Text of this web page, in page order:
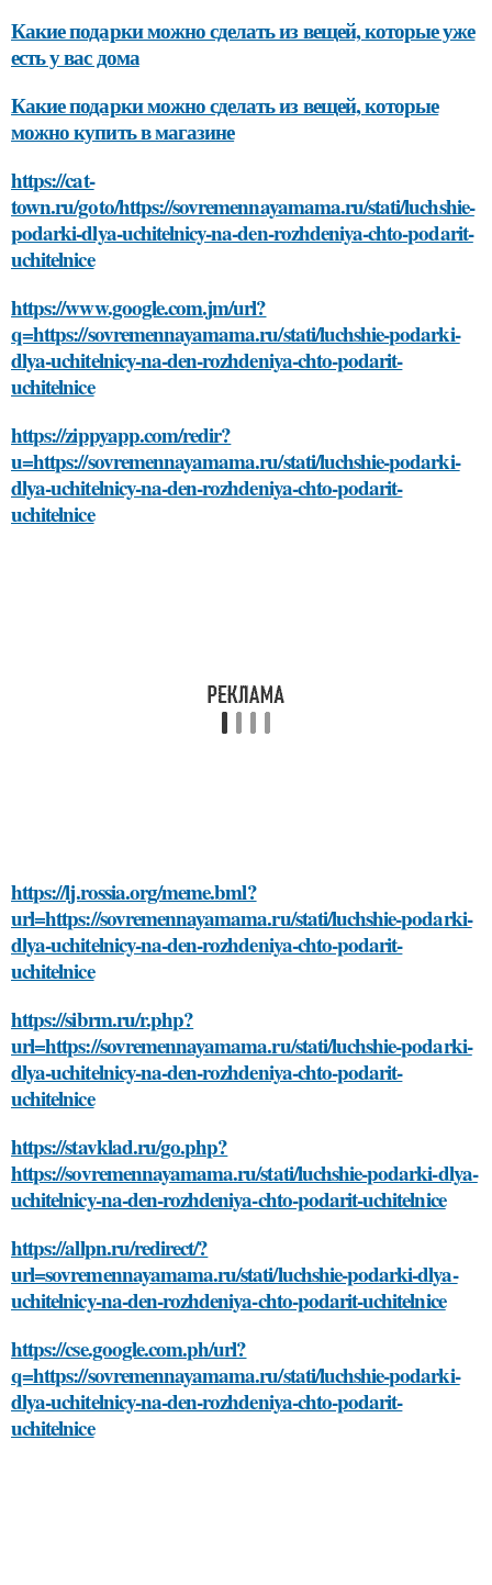
Какие подарки можно сделать из вещей, которые уже
есть у вас дома
Какие подарки можно сделать из вещей, которые
можно купить в магазине
https://cat-
town.ru/goto/https://sovremennayamama.ru/stati/luchshie-
podarki-dlya-uchitelnicy-na-den-rozhdeniya-chto-podarit-
uchitelnice
https://www.google.com.jm/url?
q=https://sovremennayamama.ru/stati/luchshie-podarki-
dlya-uchitelnicy-na-den-rozhdeniya-chto-podarit-
uchitelnice
https://zippyapp.com/redir?
u=https://sovremennayamama.ru/stati/luchshie-podarki-
dlya-uchitelnicy-na-den-rozhdeniya-chto-podarit-
uchitelnice
https://lj.rossia.org/meme.bml?
url=https://sovremennayamama.ru/stati/luchshie-podarki-
dlya-uchitelnicy-na-den-rozhdeniya-chto-podarit-
uchitelnice
https://sibrm.ru/r.php?
url=https://sovremennayamama.ru/stati/luchshie-podarki-
dlya-uchitelnicy-na-den-rozhdeniya-chto-podarit-
uchitelnice
https://stavklad.ru/go.php?
https://sovremennayamama.ru/stati/luchshie-podarki-dlya-
uchitelnicy-na-den-rozhdeniya-chto-podarit-uchitelnice
https://allpn.ru/redirect/?
url=sovremennayamama.ru/stati/luchshie-podarki-dlya-
uchitelnicy-na-den-rozhdeniya-chto-podarit-uchitelnice
https://cse.google.com.ph/url?
q=https://sovremennayamama.ru/stati/luchshie-podarki-
dlya-uchitelnicy-na-den-rozhdeniya-chto-podarit-
uchitelnice